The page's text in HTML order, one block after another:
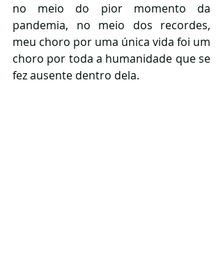
no meio do pior momento da
pandemia, no meio dos recordes,
meu choro por uma única vida foi um
choro por toda a humanidade que se
fez ausente dentro dela.